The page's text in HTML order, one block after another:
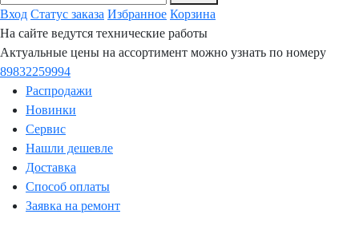
Вход Статус заказа Избранное Корзина
На сайте ведутся технические работы
Актуальные цены на ассортимент можно узнать по номеру
89832259994
Распродажи
Новинки
Сервис
Нашли дешевле
Доставка
Способ оплаты
Заявка на ремонт